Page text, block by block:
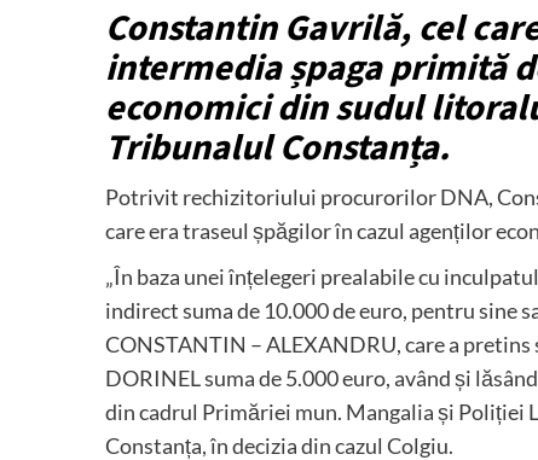
Constantin Gavrilă, cel
intermedia șpaga primită
economici din sudul
Tribunalul Constanța.
Potrivit rechizitoriului procurorilor DNA,
care era traseul șpăgilor în cazul agenților
„În baza unei înțelegeri prealabile cu
indirect suma de 10.000 de euro, pentru
CONSTANTIN – ALEXANDRU, care a
DORINEL suma de 5.000 euro, având și
din cadrul Primăriei mun. Mangalia și Poliției
Constanța, în decizia din cazul Colgiu.